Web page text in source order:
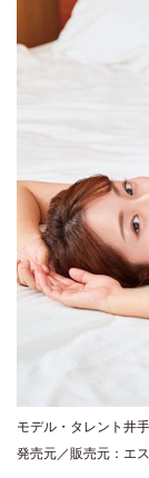
モデル・タレント井
発売元／販売元：エ